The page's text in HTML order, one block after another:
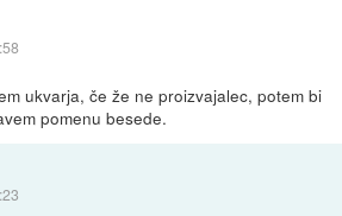
ukvarja, če že ne proizvajalec, potem bi
pomenu besede.